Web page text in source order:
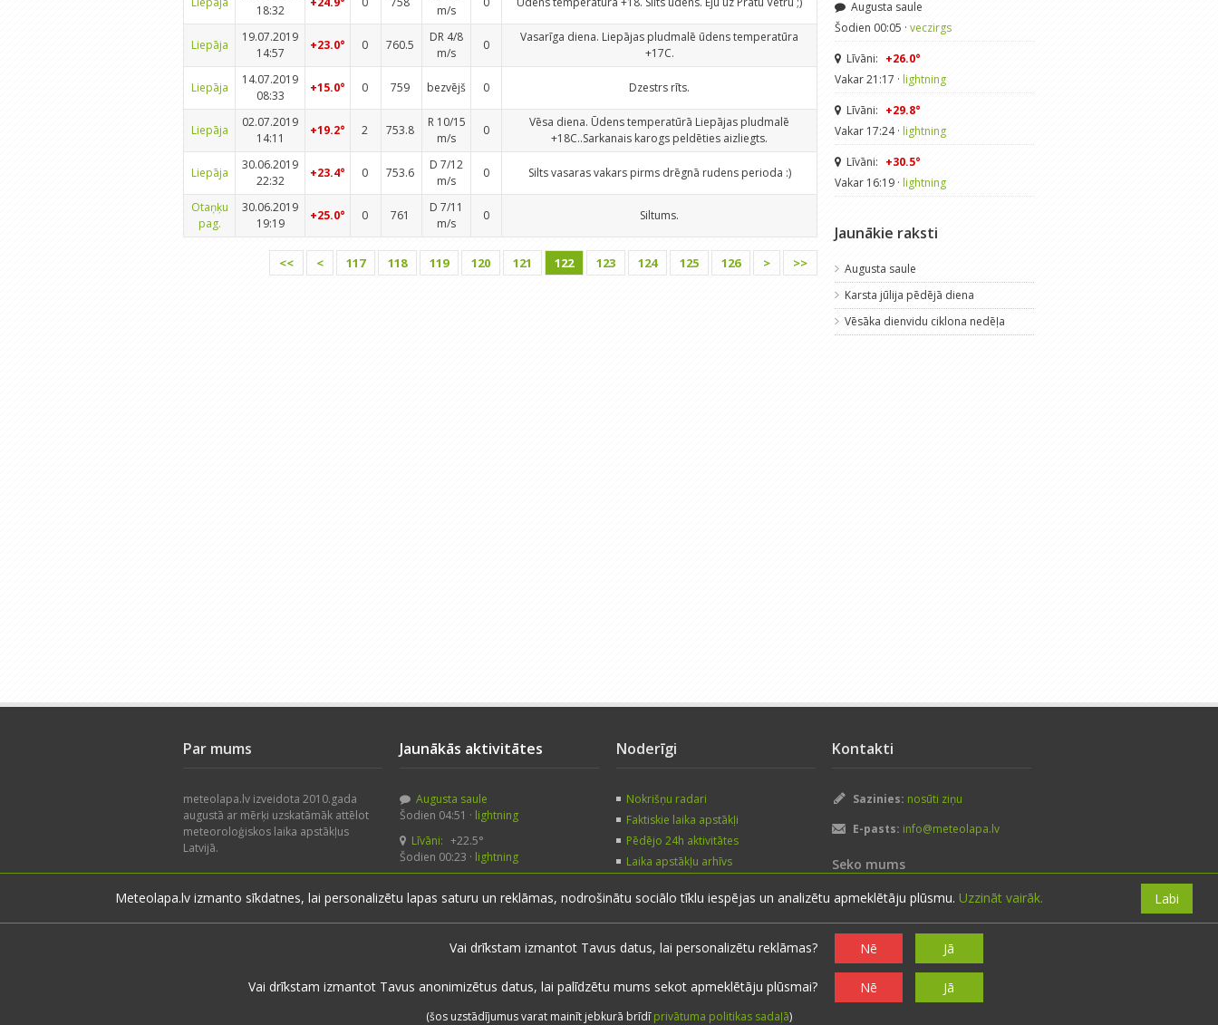
18:32
m/s
Liepāja
19.07.2019
14:57
+23.0° 0 760.5
DR 4/8
m/s
0
Vasarīga diena. Liepājas pludmalē ūdens temperatūra
+17C.
Liepāja
14.07.2019
08:33
+15.0° 0 759 bezvējš 0 Dzestrs rīts.
Liepāja
02.07.2019
14:11
+19.2° 2 753.8
R 10/15
m/s
0
Vēsa diena. Ūdens temperatūrā Liepājas pludmalē
+18C..Sarkanais karogs peldēties aizliegts.
Liepāja
30.06.2019
22:32
+23.4° 0 753.6
D 7/12
m/s
0 Silts vasaras vakars pirms drēgnā rudens perioda :)
Otaņķu
pag.
30.06.2019
19:19
+25.0° 0 761
D 7/11
m/s
0 Siltums.
<< < 117 118 119 120 121 122 123 124 125 126 > >>
Augusta saule
Šodien 00:05 · veczirgs
Līvāni: +26.0°
Vakar 21:17 · lightning
Līvāni: +29.8°
Vakar 17:24 · lightning
Līvāni: +30.5°
Vakar 16:19 · lightning
Jaunākie raksti
Augusta saule
Karsta jūlija pēdējā diena
Vēsāka dienvidu ciklona nedēļa
Par mums
meteolapa.lv izveidota 2010.gada
augustā ar mērķi uzskatāmāk attēlot
meteoroloģiskos laika apstākļus
Latvijā.
laika apstākļu karti, datu arhīvu un
Jaunākās aktivitātes
Augusta saule
Šodien 04:51 · lightning
Līvāni: +22.5°
Šodien 00:23 · lightning
Šodien 00:05 ·veczirgs
Līvāni: +26.0°
Vakar 21:17 · lightning
Noderīgi
Nokrišņu radari
Faktiskie laika apstākļi
Pēdējo 24h aktivitātes
Laika apstākļu arhīvs
Kontakti
Sazinies: nosūti ziņu
E-pasts: info@meteolapa.lv
Seko mums
Labi
Meteolapa.lv izmanto sīkdatnes, lai personalizētu lapas saturu un reklāmas, nodrošinātu sociālo tīklu iespējas un analizētu apmeklētāju plūsmu. Uzzināt vairāk.
Vai drīkstam izmantot Tavus datus, lai personalizētu reklāmas? Nē Jā
Vai drīkstam izmantot Tavus anonimizētus datus, lai palīdzētu mums sekot apmeklētāju plūsmai? Nē Jā
(šos uzstādījumus varat mainīt jebkurā brīdīprivātuma politikas sadaļā)